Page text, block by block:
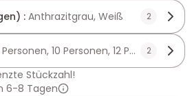
: Anthrazitgrau, Weiß 2
10 Personen, 12 Personen
2
Stückzahl!
6-8 Tagen